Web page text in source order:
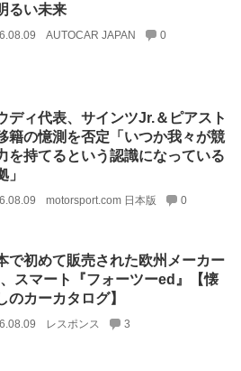
るい未来
AUTOCAR JAPAN 0
ディ代表、サインツJr.＆ピアスト
籍の憶測を否定「いつか我々が競
を持てるという認識になっている
」
motorsport.com 日本版 0
で初めて販売された欧州メーカー
スマート『フォーツーed』【懐
のカーカタログ】
レスポンス 3